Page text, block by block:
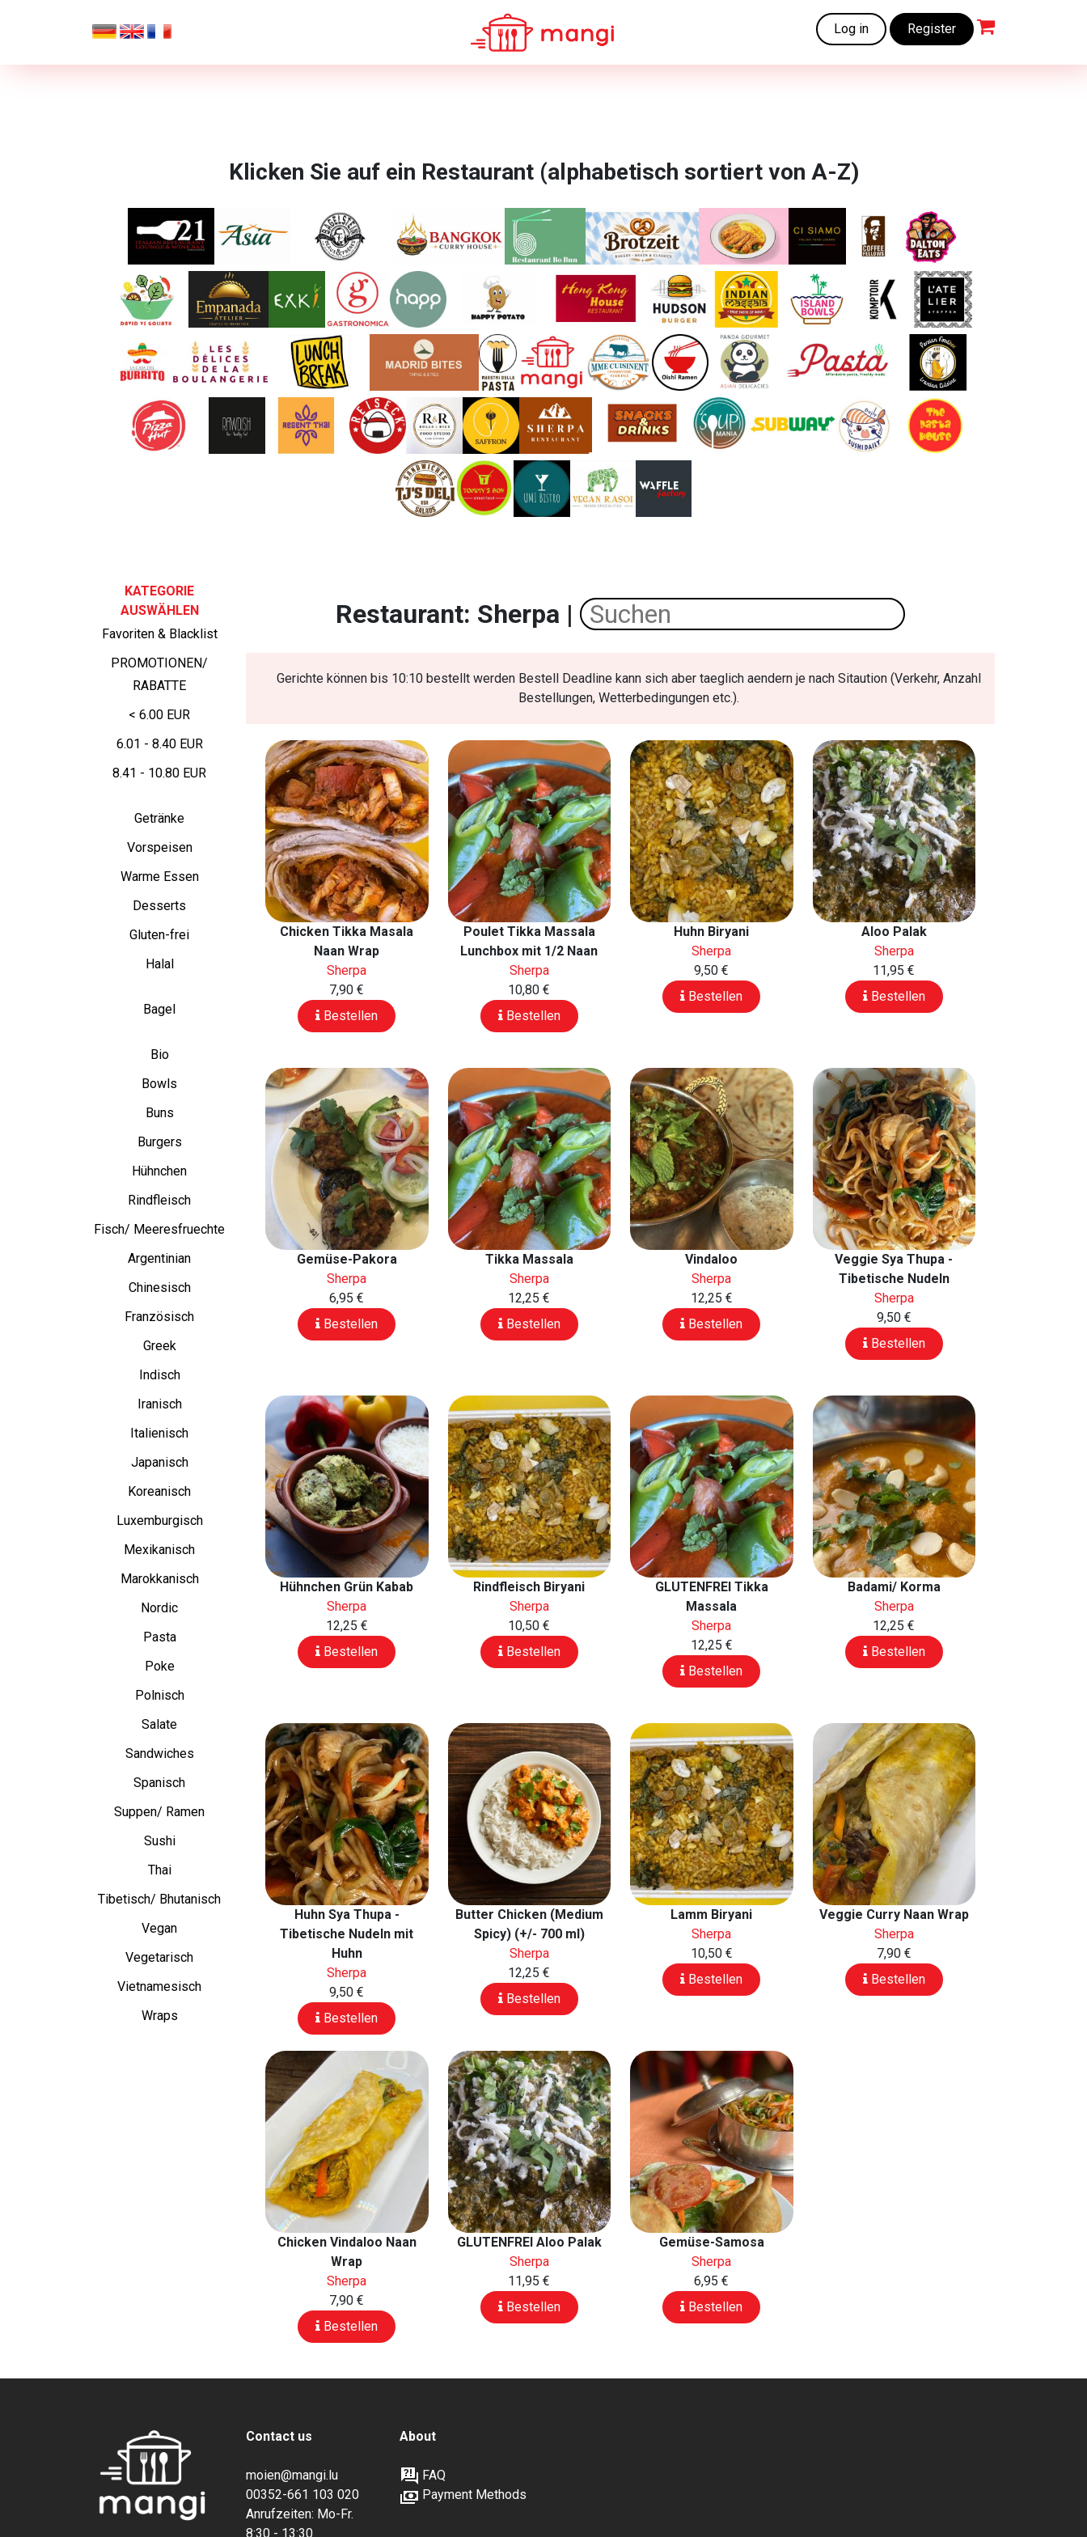
Log in Register
Klicken Sie auf ein Restaurant (alphabetisch sortiert von A-Z)
KATEGORIE
AUSWÄHLEN
Favoriten & Blacklist
PROMOTIONEN/
RABATTE
< 6.00 EUR
6.01 - 8.40 EUR
8.41 - 10.80 EUR
Getränke
Vorspeisen
Warme Essen
Desserts
Gluten-frei
Halal
Bagel
Bio
Bowls
Buns
Burgers
Hühnchen
Rindfleisch
Fisch/ Meeresfruechte
Argentinian
Chinesisch
Französisch
Greek
Indisch
Iranisch
Italienisch
Japanisch
Koreanisch
Luxemburgisch
Mexikanisch
Marokkanisch
Nordic
Pasta
Poke
Polnisch
Salate
Sandwiches
Spanisch
Suppen/ Ramen
Sushi
Thai
Tibetisch/ Bhutanisch
Vegan
Vegetarisch
Vietnamesisch
Wraps
Restaurant: Sherpa |
Gerichte können bis 10:10 bestellt werden Bestell Deadline kann sich aber taeglich aendern je nach Sitaution (Verkehr, Anzahl
Bestellungen, Wetterbedingungen etc.).
Chicken Tikka Masala
Naan Wrap
Sherpa
7,90 €
Bestellen
Poulet Tikka Massala
Lunchbox mit 1/2 Naan
Sherpa
10,80 €
Bestellen
Huhn Biryani
Sherpa
9,50 €
Bestellen
Aloo Palak
Sherpa
11,95 €
Bestellen
Gemüse-Pakora
Sherpa
6,95 €
Bestellen
Tikka Massala
Sherpa
12,25 €
Bestellen
Vindaloo
Sherpa
12,25 €
Bestellen
Veggie Sya Thupa -
Tibetische Nudeln
Sherpa
9,50 €
Bestellen
Hühnchen Grün Kabab
Sherpa
12,25 €
Bestellen
Rindfleisch Biryani
Sherpa
10,50 €
Bestellen
GLUTENFREI Tikka
Massala
Sherpa
12,25 €
Bestellen
Badami/ Korma
Sherpa
12,25 €
Bestellen
Huhn Sya Thupa -
Tibetische Nudeln mit
Huhn
Sherpa
9,50 €
Bestellen
Butter Chicken (Medium
Spicy) (+/- 700 ml)
Sherpa
12,25 €
Bestellen
Lamm Biryani
Sherpa
10,50 €
Bestellen
Veggie Curry Naan Wrap
Sherpa
7,90 €
Bestellen
Chicken Vindaloo Naan
Wrap
Sherpa
7,90 €
Bestellen
GLUTENFREI Aloo Palak
Sherpa
11,95 €
Bestellen
Gemüse-Samosa
Sherpa
6,95 €
Bestellen
Contact us
moien@mangi.lu
00352-661 103 020
Anrufzeiten: Mo-Fr.
8:30 - 13:30
About
FAQ
Payment Methods